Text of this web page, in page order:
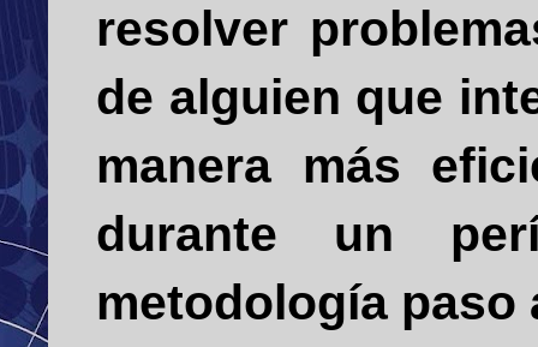
resolver
de alguien que
manera más
durante un
metodología paso